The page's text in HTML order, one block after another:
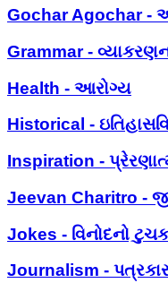
Gochar Agochar -
Grammar -
Health - આરોગ્ય
Historical -
Inspiration -
Jeevan Charitro -
Jokes - વિનોદનો
Journalism -